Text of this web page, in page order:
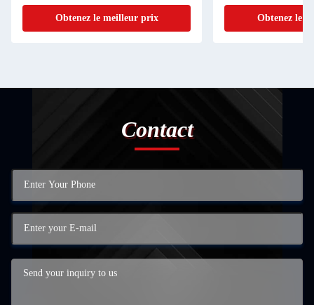
Obtenez le meilleur prix Obtenez le
Contact